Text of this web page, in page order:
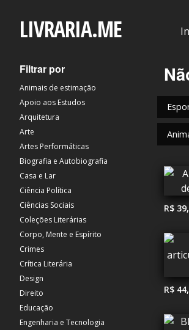
LIVRARIA.ME
Filtrar por
Animais de estimação
Apoio aos Estudos
Arquitetura
Arte
Artes Performáticas
Biografia e Autobiografia
Casa e Lar
Ciência Política
Ciências Sociais
Coleções Literárias
Corpo, Mente e Espírito
Crimes
Crítica Literária
Design
Direito
Educação
Engenharia e Tecnologia
R$
R$